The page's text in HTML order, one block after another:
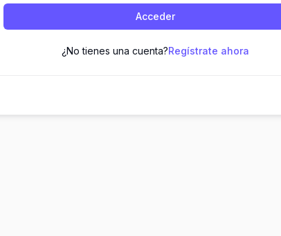
Acceder
¿No tienes una cuenta?Regístrate ahora